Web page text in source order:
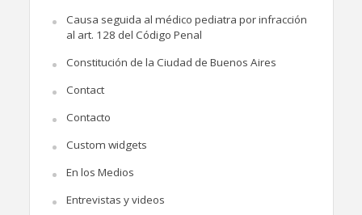
Causa seguida al médico pediatra por infracción
al art. 128 del Código Penal
Constitución de la Ciudad de Buenos Aires
Contact
Contacto
Custom widgets
En los Medios
Entrevistas y videos